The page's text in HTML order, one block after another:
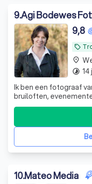
9.Agi Bodewes
local_offer
9,8
Ik ben een fotograaf
bruiloften,
zijn kleurrijk, stijlvol en
kleurechte
place
timelapse
10.Mateo Media